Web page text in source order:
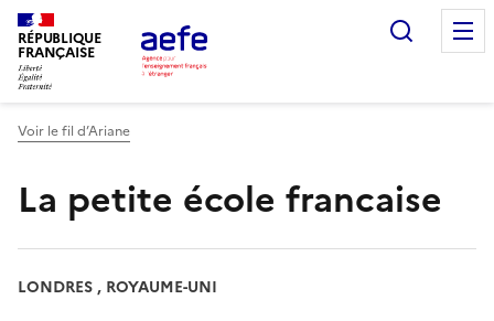
Aller
au
contenu
principal
RÉPUBLIQUE
FRANÇAISE
Voir le fil d’Ariane
La petite école francaise
LONDRES , ROYAUME-UNI